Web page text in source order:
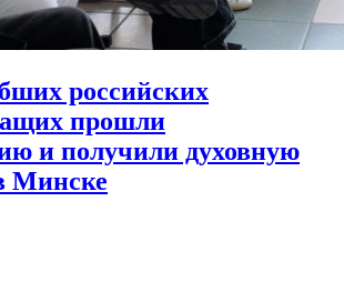
российских
прошли
и получили духовную
Минске